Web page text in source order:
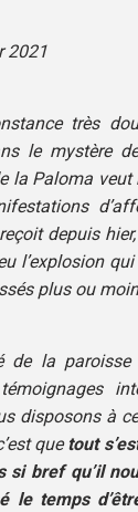
2021
très
le mystère
la Paloma veut
depuis
l’explosion
plus ou
de la paroisse
disposons à
quetout
si bref qu’il
le temps